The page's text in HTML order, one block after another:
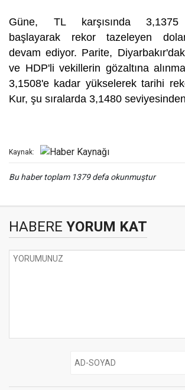
Güne, TL karşısında 3,1375
başlayarak rekor tazeleyen
devam ediyor. Parite,
ve HDP'li vekillerin gözaltına
3,1508'e kadar yükselerek tarihi
Kur, şu sıralarda 3,1480
Kaynak:
Bu haber toplam 1379 defa okunmuştur
HABERE YORUM KAT